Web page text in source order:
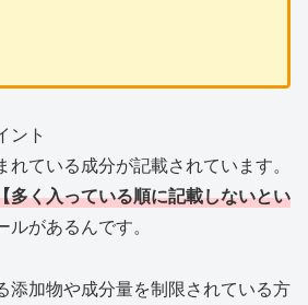
ント
ている成分が記載されています。
多く入っている順に記載しないとい
ルがあるんです。
添加物や成分量を制限されている方